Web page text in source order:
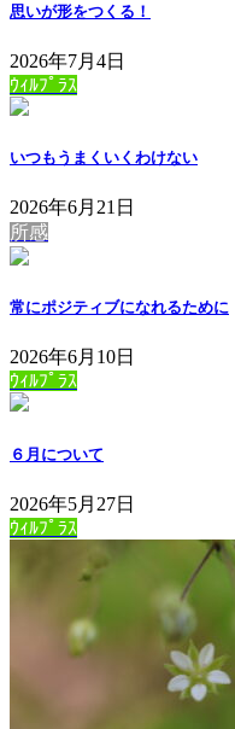
思いが形をつくる！
2026年7月4日
ｳｨﾙﾌﾟﾗｽ
いつもうまくいくわけない
2026年6月21日
所感
常にポジティブになれるために
2026年6月10日
ｳｨﾙﾌﾟﾗｽ
６月について
2026年5月27日
ｳｨﾙﾌﾟﾗｽ